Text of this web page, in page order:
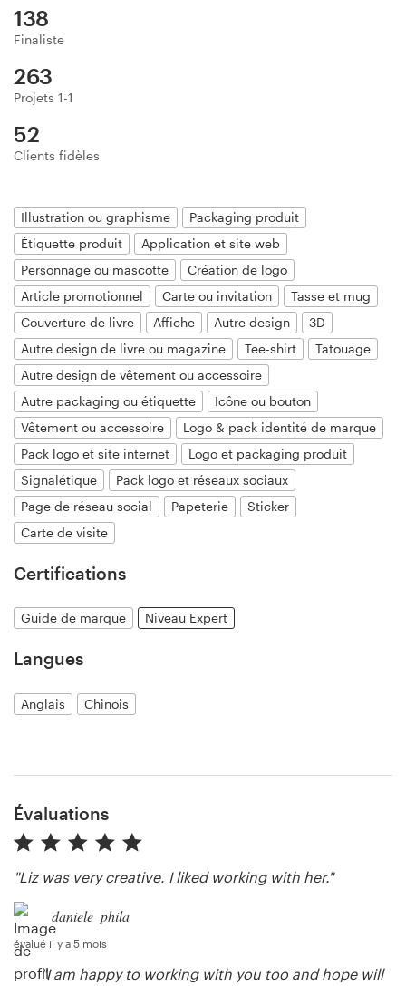
138
Finaliste
263
Projets 1-1
52
Clients fidèles
Illustration ou graphisme
Packaging produit
Étiquette produit
Application et site web
Personnage ou mascotte
Création de logo
Article promotionnel
Carte ou invitation
Tasse et mug
Couverture de livre
Affiche Autre design
3D
Autre design de livre ou magazine
Tee-shirt
Tatouage
Autre design de vêtement ou accessoire
Autre packaging ou étiquette
Icône ou bouton
Vêtement ou accessoire
Logo & pack identité de marque
Pack logo et site internet
Logo et packaging produit
Signalétique
Pack logo et réseaux sociaux
Page de réseau social
Papeterie
Sticker
Carte de visite
Certifications
Guide de marque Niveau Expert
Langues
Anglais Chinois
Évaluations
"Liz was very creative. I liked working with her."
daniele_phila
évalué il y a 5 mois
"I am happy to working with you too and hope will
Carte de visite
Web page design
Guide de marque
Support
Client
+49 30 568 377 84
Centre d'aide
Ressources
Prix
Blog